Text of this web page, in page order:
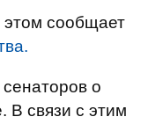
этом сообщает
о
В связи с этим